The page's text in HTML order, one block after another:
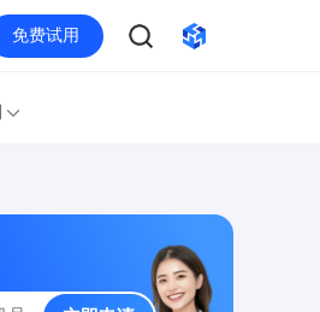
免费试用